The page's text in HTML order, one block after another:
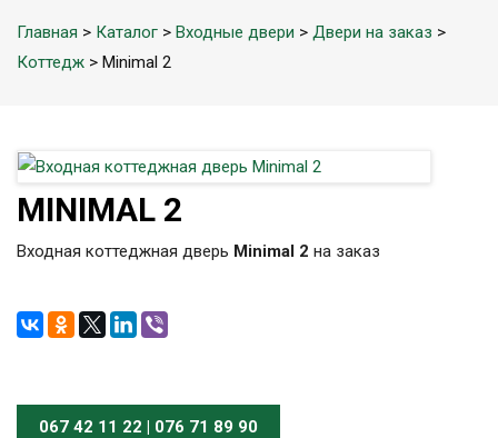
Главная > Каталог > Входные двери > Двери на заказ >
Коттедж > Minimal 2
MINIMAL 2
Входная коттеджная дверь Minimal 2 на заказ
067 42 11 22 | 076 71 89 90